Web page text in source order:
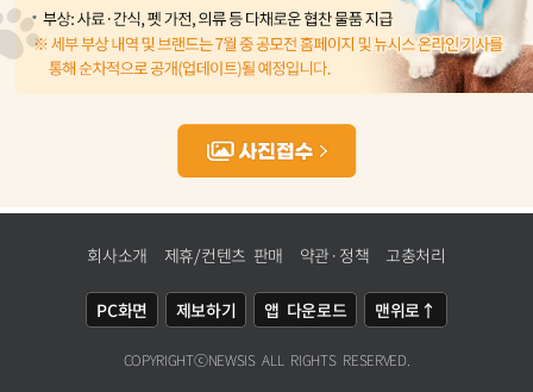
회사소개 제휴/컨텐츠 판매 약관·정책 고충처리
PC화면 제보하기 앱 다운로드 맨위로↑
COPYRIGHTⓒNEWSISALL RIGHTS RESERVED.